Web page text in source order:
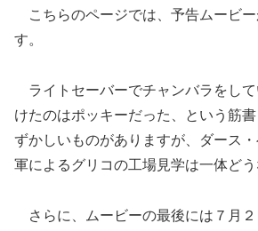
こちらのページでは、予告ムービー
す。
ライトセーバーでチャンバラをし
けたのはポッキーだった、という筋
ずかしいものがありますが、ダース
軍によるグリコの工場見学は一体どう
さらに、ムービーの最後には７月